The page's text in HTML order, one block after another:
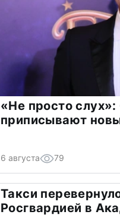
«Не просто
приписывают
6 августа 79
Такси
Росгвардией в